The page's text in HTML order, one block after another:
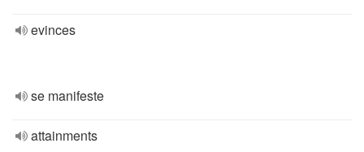
evinces
se manifeste
attainments